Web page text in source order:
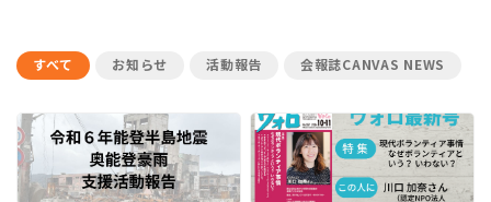
すべて お知らせ 活動報告 会報誌CANVAS NEWS